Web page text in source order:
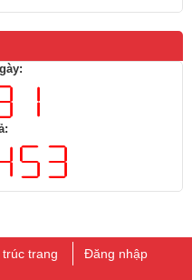
trúc trang Đăng nhập